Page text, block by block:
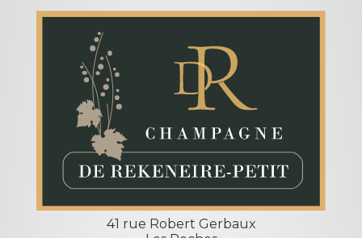
41 rue Robert Gerbaux